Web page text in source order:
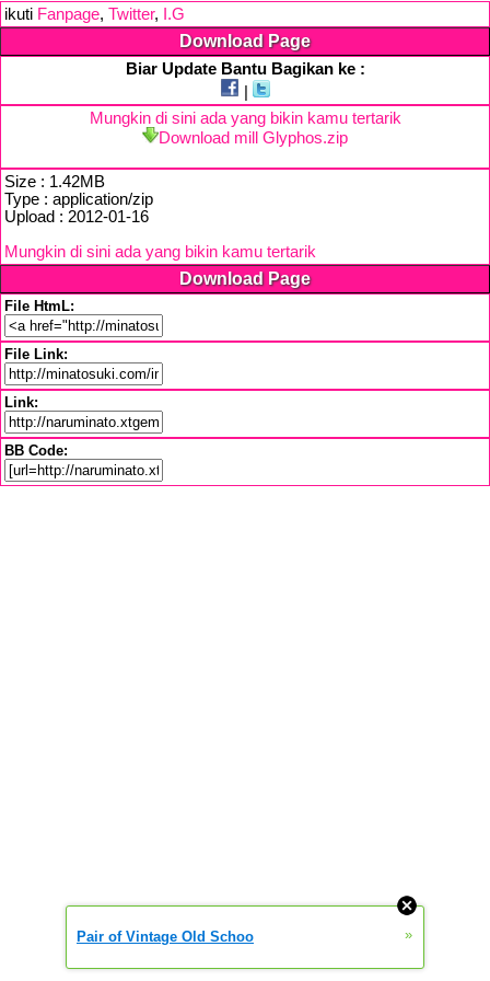
ikuti Fanpage, Twitter, I.G
Download Page
Biar Update Bantu Bagikan ke :
Mungkin di sini ada yang bikin kamu tertarik
Download mill Glyphos.zip
Size : 1.42MB
Type : application/zip
Upload : 2012-01-16
Mungkin di sini ada yang bikin kamu tertarik
Download Page
File HtmL:
File Link:
Link:
BB Code:
Pair of Vintage Old Schoo »